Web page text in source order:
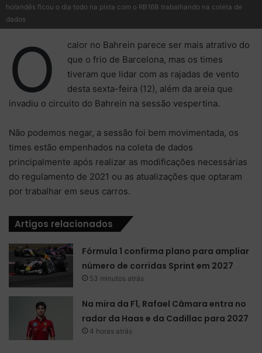
holandês ficou o dia todo na pista com o RB16B trabalhando na coleta de
dados
O
calor no Bahrein parece ser mais atrativo do
que o frio de Barcelona, mas os times
tiveram que lidar com as rajadas de vento
desta sexta-feira (12), além da areia que
invadiu o circuito do Bahrein na sessão vespertina.
Não podemos negar, a sessão foi bem movimentada, os
times estão empenhados na coleta de dados
principalmente após realizar as modificações necessárias
do regulamento de 2021 ou as atualizações que optaram
por trabalhar em seus carros.
Artigos relacionados
Fórmula 1 confirma plano para ampliar
número de corridas Sprint em 2027
53 minutos atrás
Na mira da F1, Rafael Câmara entra no
radar da Haas e da Cadillac para 2027
4 horas atrás